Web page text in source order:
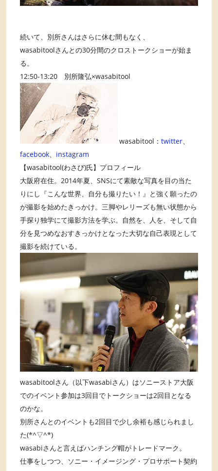
続いて、別所さんはさらに休む間もなく、
wasabitoolさんとの30分間のクロストークショーが始ま
る。
12:50-13:20 別所隆弘×wasabitool
wasabitool：twitter、
facebook、 instagram
【wasabitool(わさび)氏】プロフィール
大阪府在住。2014年夏、SNSにて素敵な写真を目の当た
りにし『こんな世界、自分も撮りたい！』と強く願ったの
が撮影を始めたきっかけ。三脚やレリーズも無い状態から
手探り独学にて撮影方法を学ぶ。自然を、人を、そして自
分を見つめなおすきっかけとなった大切な自己表現として
撮影を続けている。
wasabitoolさん（以下wasabiさん）はソニーストア大阪
でのイベント参加は3回目でトークショーは2回目となる
のかな。
別所さんとのイベントも2回目で少し余裕も感じられまし
た(*^▽^*)
wasabiさんと言えばハンチング帽がトレードマーク。
仕事をしつつ、ソニー・イメージング・プロサポート契約